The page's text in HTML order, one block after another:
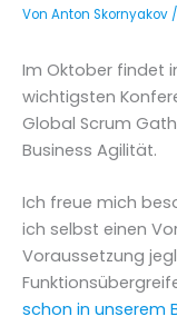
Von Anton Skornyakov /
Im Oktober findet
wichtigsten
Global Scrum
Business Agilität.
Ich freue mich
ich selbst einen
Voraussetzung
schon in unserem